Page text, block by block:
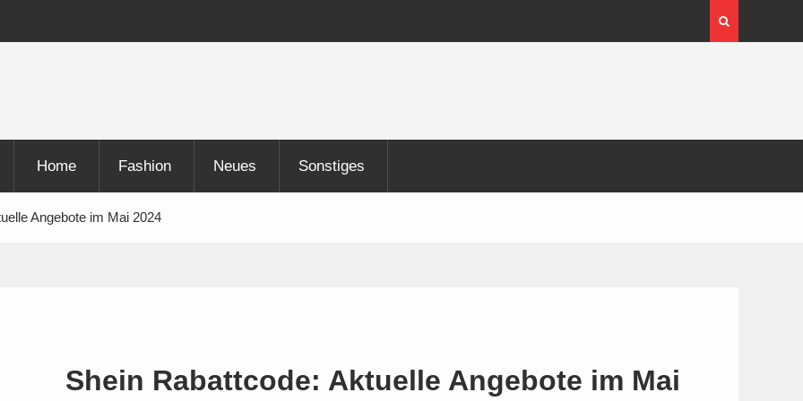
Und Bilder
Home Fashion Neues Sonstiges
Angebote im Mai 2024
Shein Rabattcode: Aktuelle Angebote im Mai